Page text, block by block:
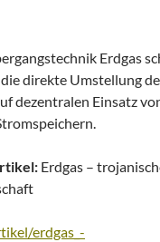
Erdgas
direkte Umstellung
dezentralen Einsatz
Erdgas –
erdgas_-